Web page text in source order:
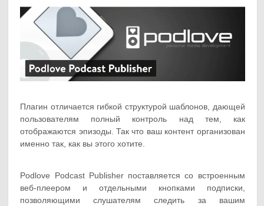
Плагин отличается гибкой структурой шаблонов, дающей
пользователям полный контроль над тем, как
отображаются эпизоды. Так что ваш контент организован
именно так, как вы этого хотите.
Podlove Podcast Publisher поставляется со встроенным
веб-плеером и отдельными кнопками подписки,
позволяющими слушателям следить за вашим